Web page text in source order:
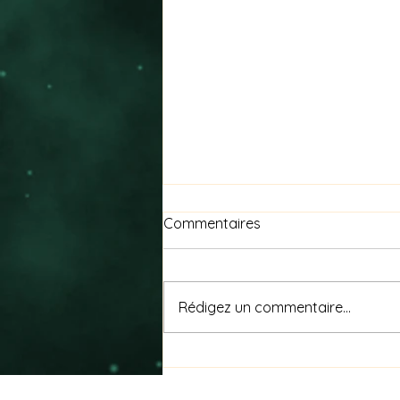
Commentaires
Rédigez un commentaire...